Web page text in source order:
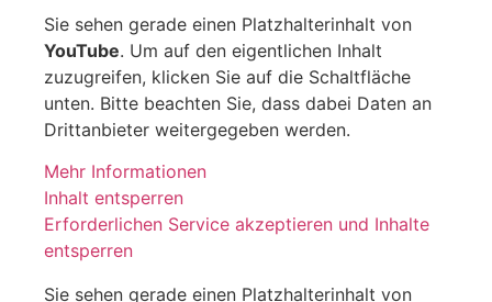
Sie sehen gerade einen Platzhalterinhalt von
YouTube. Um auf den eigentlichen Inhalt
zuzugreifen, klicken Sie auf die Schaltfläche
unten. Bitte beachten Sie, dass dabei Daten an
Drittanbieter weitergegeben werden.
Mehr Informationen
Inhalt entsperren
Erforderlichen Service akzeptieren und Inhalte
entsperren
Sie sehen gerade einen Platzhalterinhalt von